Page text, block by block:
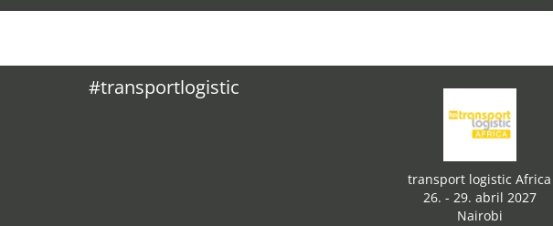
#transportlogistic
transport logistic Africa
26. - 29. abril 2027
Nairobi